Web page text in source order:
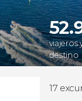
viajeros
destino
17